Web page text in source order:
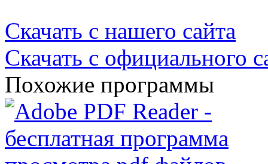
Скачать с нашего сайта
Скачать с официального
Похожие программы